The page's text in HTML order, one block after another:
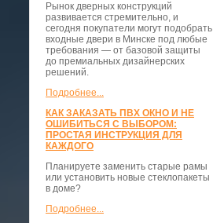
Рынок дверных конструкций
развивается стремительно, и
сегодня покупатели могут подобрать
входные двери в Минске под любые
требования — от базовой защиты
до премиальных дизайнерских
решений.
Подробнее...
КАК ЗАКАЗАТЬ ПВХ ОКНО И НЕ
ОШИБИТЬСЯ С ВЫБОРОМ:
ПРОСТАЯ ИНСТРУКЦИЯ ДЛЯ
КАЖДОГО
Планируете заменить старые рамы
или установить новые стеклопакеты
в доме?
Подробнее...